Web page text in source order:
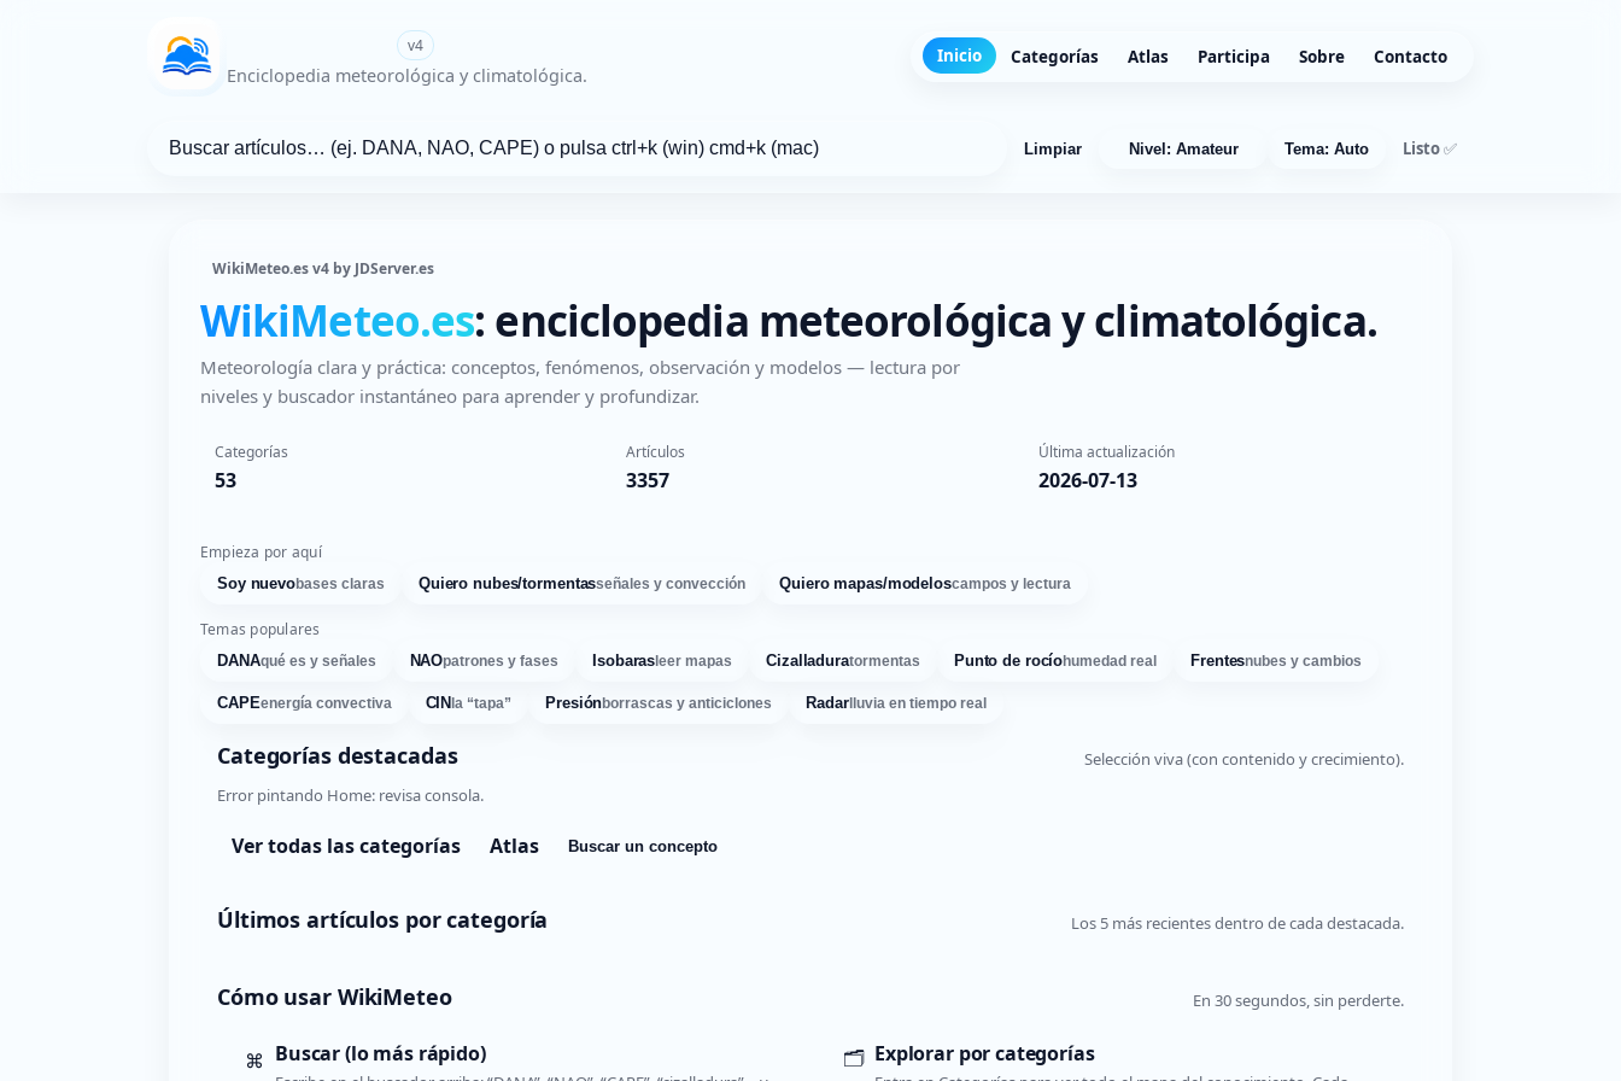
WikiMeteo.es v4
Enciclopedia meteorológica y climatológica.
Inicio Categorías Atlas Participa Sobre Contacto
Limpiar Nivel: Amateur Tema: Auto Listo ✅
WikiMeteo.es v4 by JDServer.es
WikiMeteo.es: enciclopedia meteorológica y climatológica.
Meteorología clara y práctica: conceptos, fenómenos, observación y modelos — lectura por
niveles y buscador instantáneo para aprender y profundizar.
Categorías
53
Artículos
3357
Última actualización
2026-07-13
Empieza por aquí
Soy nuevobases claras Quiero nubes/tormentasseñales y convección Quiero mapas/modeloscampos y lectura
Temas populares
DANAqué es y señales NAOpatrones y fases Isobarasleer mapas Cizalladuratormentas Punto de rocíohumedad real Frentesnubes y cambios
CAPEenergía convectiva CIN la “tapa” Presiónborrascas y anticiclones Radarlluvia en tiempo real
Categorías destacadas
Selección viva (con contenido y crecimiento).
Error pintando Home: revisa consola.
Ver todas las categorías Atlas Buscar un concepto
Últimos artículos por categoría Los 5 más recientes dentro de cada destacada.
Cómo usar WikiMeteo En 30 segundos, sin perderte.
⌘ Buscar (lo más rápido) 🗂️ Explorar por categorías